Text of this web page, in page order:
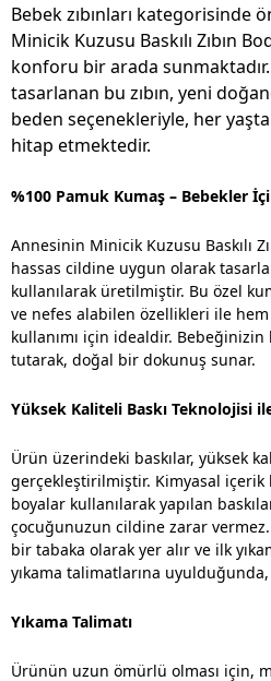
Bebek zıbınları kategorisinde
Minicik Kuzusu Baskılı Zıbın
konforu bir arada sunmaktadır.
tasarlanan bu zıbın, yeni
beden seçenekleriyle, her
hitap etmektedir.
%100 Pamuk Kumaş – Bebekler
Annesinin Minicik Kuzusu Baskılı
hassas cildine uygun olarak
kullanılarak üretilmiştir. Bu özel
ve nefes alabilen özellikleri ile
kullanımı için idealdir.
tutarak, doğal bir dokunuş sunar.
Yüksek Kaliteli Baskı Teknolojisi
Ürün üzerindeki baskılar, yüksek
gerçekleştirilmiştir. Kimyasal içerik
boyalar kullanılarak yapılan
çocuğunuzun cildine zarar
bir tabaka olarak yer alır ve ilk
yıkama talimatlarına
Yıkama Talimatı
Ürünün uzun ömürlü olması için,